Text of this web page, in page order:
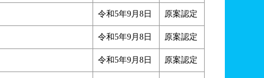
令和5年9月8日 原案認定
令和5年9月8日 原案認定
令和5年9月8日 原案認定